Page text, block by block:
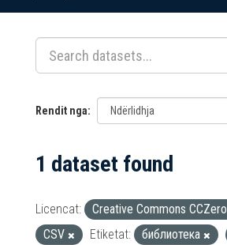
përmbajtja
Rendit nga
1 dataset found
Licencat: Creative Commons CCZero
CSV
Etiketat: библиотека